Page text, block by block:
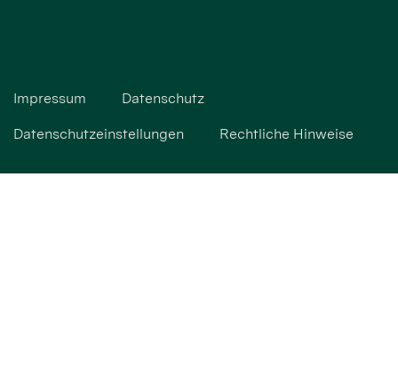
Impressum Datenschutz
Datenschutzeinstellungen Rechtliche Hinweise